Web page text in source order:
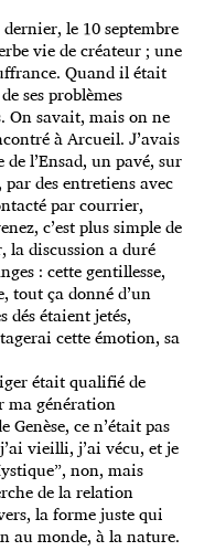
le 10 septembre
vie de créateur ; une
Quand il était
ses problèmes
savait, mais on ne
à Arcueil. J’avais
l’Ensad, un pavé, sur
des entretiens avec
par courrier,
c’est plus simple de
discussion a duré
: cette gentillesse,
tout ça donné d’un
dés étaient jetés,
cette émotion, sa
était qualifié de
ma génération
ce n’était pas
vieilli, j’ai vécu, et je
non, mais
de la relation
la forme juste qui
au monde, à la nature.